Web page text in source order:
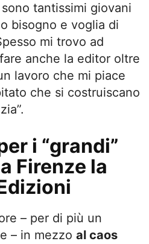
tantissimi giovani
bisogno e voglia di
mi trovo ad
anche la editor oltre
lavoro che mi piace
che si costruiscano
i “grandi”
Firenze la
– per di più un
– in mezzo al caos